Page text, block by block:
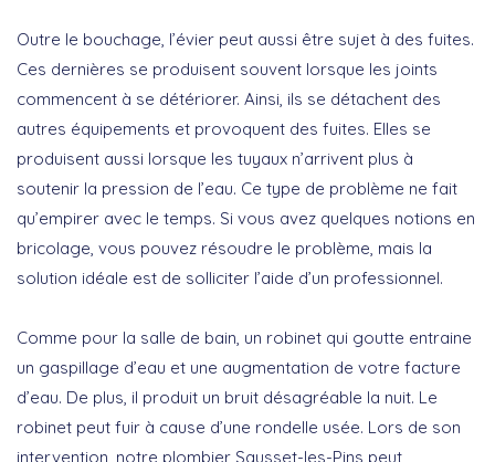
Outre le bouchage, l’évier peut aussi être sujet à des fuites.
Ces dernières se produisent souvent lorsque les joints
commencent à se détériorer. Ainsi, ils se détachent des
autres équipements et provoquent des fuites. Elles se
produisent aussi lorsque les tuyaux n’arrivent plus à
soutenir la pression de l’eau. Ce type de problème ne fait
qu’empirer avec le temps. Si vous avez quelques notions en
bricolage, vous pouvez résoudre le problème, mais la
solution idéale est de solliciter l’aide d’un professionnel.
Comme pour la salle de bain, un robinet qui goutte entraine
un gaspillage d’eau et une augmentation de votre facture
d’eau. De plus, il produit un bruit désagréable la nuit. Le
robinet peut fuir à cause d’une rondelle usée. Lors de son
intervention, notre plombier Sausset-les-Pins peut